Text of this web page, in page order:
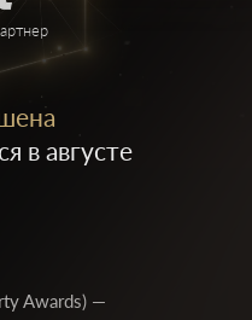
в августе
Awards) —